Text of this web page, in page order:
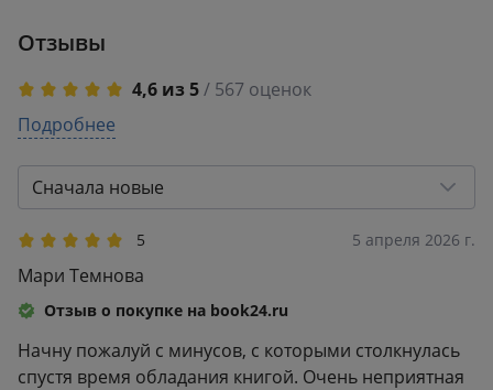
Отзывы
4,6 из 5/ 567 оценок
5
2
12
1
18
Подробнее
Сначала новые
5 5 апреля 2026 г.
Мари Темнова
Отзыв о покупке на book24.ru
Начну пожалуй с минусов, с которыми столкнулась
спустя время обладания книгой. Очень неприятная